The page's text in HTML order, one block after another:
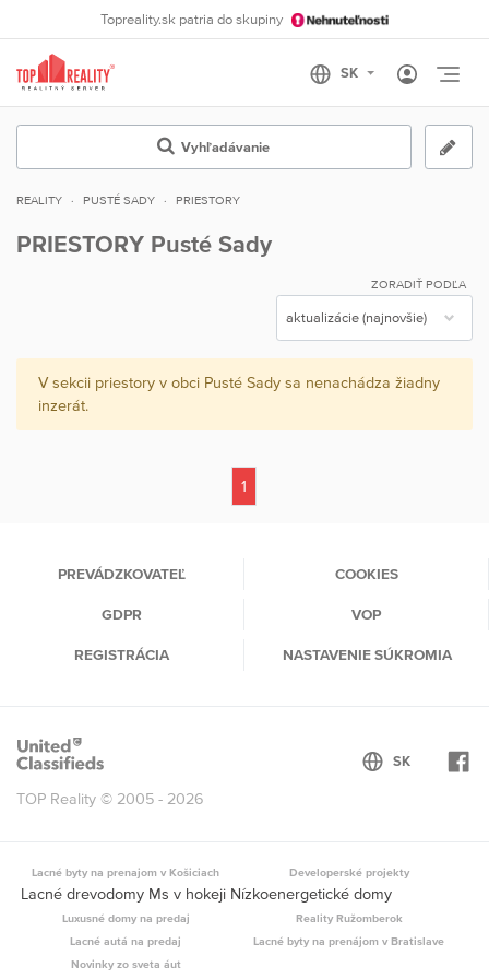
Topreality.sk patria do skupiny
Vyhľadávanie
REALITY PUSTÉ SADY PRIESTORY
PRIESTORY Pusté Sady
ZORADIŤ PODĽA
V sekcii priestory v obci Pusté Sady sa nenachádza žiadny
inzerát.
1
PREVÁDZKOVATEĽ COOKIES
GDPR VOP
REGISTRÁCIA NASTAVENIE SÚKROMIA
TOP Reality © 2005 - 2026
Lacné byty na prenajom v Košiciach Developerské projekty
Lacné drevodomy Ms v hokeji Nízkoenergetické domy
Luxusné domy na predaj
Reality Ružomberok
Lacné autá na predaj
Lacné byty na prenájom v Bratislave
Novinky zo sveta áut